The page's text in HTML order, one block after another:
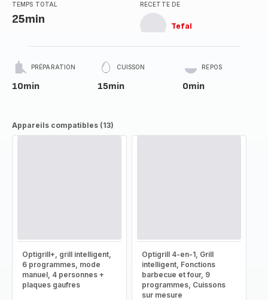
TEMPS TOTAL
25min
RECETTE DE
Tefal
PRÉPARATION
10min
CUISSON
15min
REPOS
0min
Appareils compatibles (13)
Optigrill+, grill intelligent,
6 programmes, mode
manuel, 4 personnes +
plaques gaufres
Optigrill 4-en-1, Grill
intelligent, Fonctions
barbecue et four, 9
programmes, Cuissons
sur mesure